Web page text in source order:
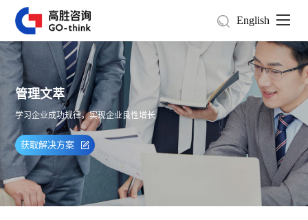
English
管理文萃
学习企业成功规律，实现企业良性增长
获取解决方案